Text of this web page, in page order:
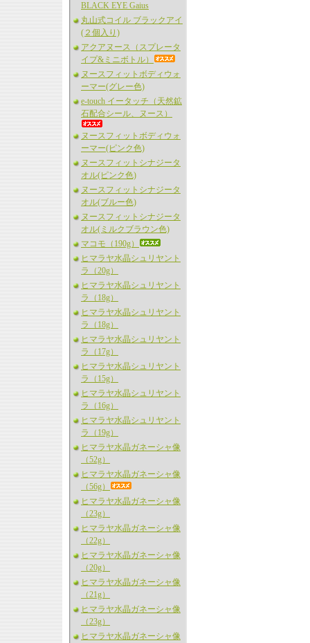
BLACK EYE Gaius
丸山式コイル ブラックアイ
(２個入り)
アクアヌース（スプレータ
イプ&ミニボトル）
ヌースフィットボディウォ
ーマー(グレー色)
e-touch イータッチ（天然鉱
石配合シール、ヌース）
ヌースフィットボディウォ
ーマー(ピンク色)
ヌースフィットシナジータ
オル(ピンク色)
ヌースフィットシナジータ
オル(ブルー色)
ヌースフィットシナジータ
オル(ミルクブラウン色)
マコモ（190g）
ヒマラヤ水晶シュリヤント
ラ（20g）
ヒマラヤ水晶シュリヤント
ラ（18g）
ヒマラヤ水晶シュリヤント
ラ（18g）
ヒマラヤ水晶シュリヤント
ラ（17g）
ヒマラヤ水晶シュリヤント
ラ（15g）
ヒマラヤ水晶シュリヤント
ラ（16g）
ヒマラヤ水晶シュリヤント
ラ（19g）
ヒマラヤ水晶ガネーシャ像
（52g）
ヒマラヤ水晶ガネーシャ像
（56g）
ヒマラヤ水晶ガネーシャ像
（23g）
ヒマラヤ水晶ガネーシャ像
（22g）
ヒマラヤ水晶ガネーシャ像
（20g）
ヒマラヤ水晶ガネーシャ像
（21g）
ヒマラヤ水晶ガネーシャ像
（23g）
ヒマラヤ水晶ガネーシャ像